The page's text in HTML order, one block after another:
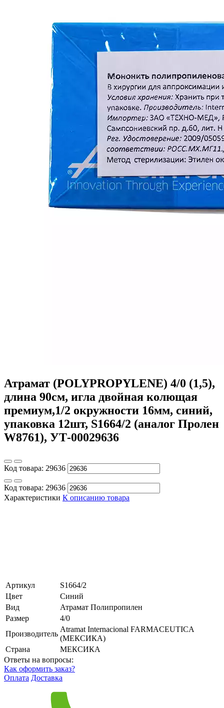
Атрамат (POLYPROPYLENE) 4/0 (1,5),
длина 90см, игла двойная колющая
премиум,1/2 окружности 16мм, синий,
упаковка 12шт, S1664/2 (аналог Пролен
W8761), УТ-00029636
Код товара: 29636
Код товара: 29636
Характеристики К описанию товара
Артикул
S1664/2
Цвет
Синий
Вид
Атрамат Полипропилен
Размер
4/0
Производитель
Atramat Internacional FARMACEUTICA
(МЕКСИКА)
Страна
МЕКСИКА
Ответы на вопросы:
Как оформить заказ?
Оплата Доставка